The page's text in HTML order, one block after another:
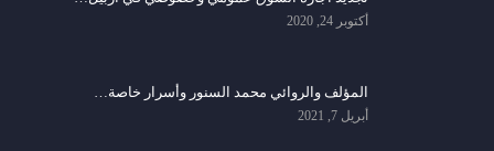
أكتوبر 24, 2020
المؤلف والروائي محمد السنور وأسرار خاصة…
أبريل 7, 2021